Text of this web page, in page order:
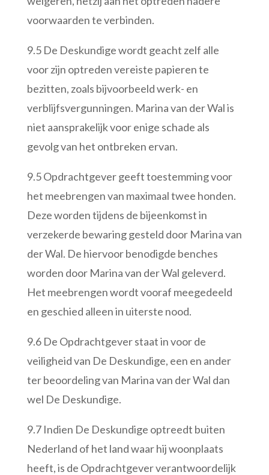
voorwaarden te verbinden.
9.5 De Deskundige wordt geacht zelf alle
voor zijn optreden vereiste papieren te
bezitten, zoals bijvoorbeeld werk- en
verblijfsvergunningen. Marina van der Wal is
niet aansprakelijk voor enige schade als
gevolg van het ontbreken ervan.
9.5 Opdrachtgever geeft toestemming voor
het meebrengen van maximaal twee honden.
Deze worden tijdens de bijeenkomst in
verzekerde bewaring gesteld door Marina van
der Wal. De hiervoor benodigde benches
worden door Marina van der Wal geleverd.
Het meebrengen wordt vooraf meegedeeld
en geschied alleen in uiterste nood.
9.6 De Opdrachtgever staat in voor de
veiligheid van De Deskundige, een en ander
ter beoordeling van Marina van der Wal dan
wel De Deskundige.
9.7 Indien De Deskundige optreedt buiten
Nederland of het land waar hij woonplaats
heeft, is de Opdrachtgever verantwoordelijk